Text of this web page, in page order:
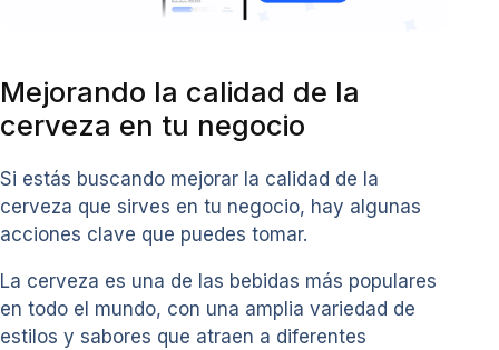
Mejorando la calidad de la
cerveza en tu negocio
Si estás buscando mejorar la calidad de la
cerveza que sirves en tu negocio, hay algunas
acciones clave que puedes tomar.
La cerveza es una de las bebidas más populares
en todo el mundo, con una amplia variedad de
estilos y sabores que atraen a diferentes